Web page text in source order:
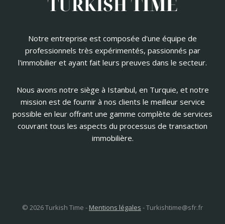
Notre entreprise est composée d'une équipe de
professionnels très expérimentés, passionnés par
l'immobilier et ayant fait leurs preuves dans le secteur.
Nous avons notre siège à Istanbul, en Turquie, et notre
mission est de fournir à nos clients le meilleur service
possible en leur offrant une gamme complète de services
couvrant tous les aspects du processus de transaction
immobilière.
© 2026 Turkish Time - Mentions légales -Turkishtime@sfr.fr